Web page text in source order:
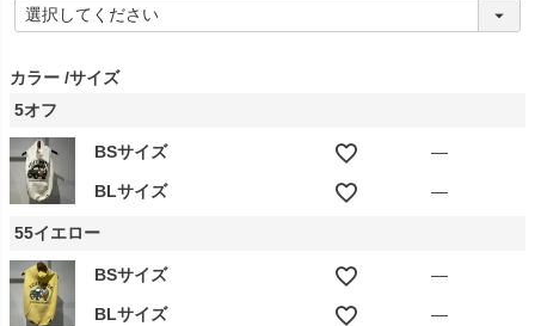
必
カラー サイズ
5オフ
BSサイズ —
BLサイズ —
55イエロー
BSサイズ —
BLサイズ —